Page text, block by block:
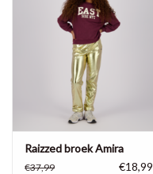
Raizzed broek Amira
€37,99 €18,99